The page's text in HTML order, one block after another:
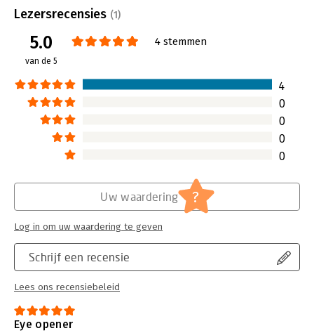
inlichtingendiensten, Modderkolk
bedrijfsleven.
Lezersrecensies (1)
5.0
van de 5
4 stemmen
4
0
0
0
0
Schrijf een recensie
Lees ons recensiebeleid
Uw waardering ?
Log in om uw waardering te geven
Eye opener